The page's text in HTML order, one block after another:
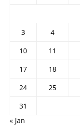
3
4
10
11
17
18
24
25
31
« Jan